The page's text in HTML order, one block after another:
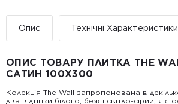
Вартість доставки:
До 5 м² — доставка за рахунок
всій Україні
Від 25 м² і більше — безкоштовна
силами Продавця чи залученого ним
Опис Технічні Характеристики
ОПИС ТОВАРУ ПЛИТКА THE
САТИН 100X300
Колекція The Wall запропонована в
два відтінки білого, беж і світло-сірий,